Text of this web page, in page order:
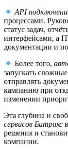
API
процессами.
статус задач,
интерфейсами, а
документации и
Более того,
запускать
отправлять
кампанию при
изменении
Эта глубина и
сервисов Битрикс
решения и
компании.